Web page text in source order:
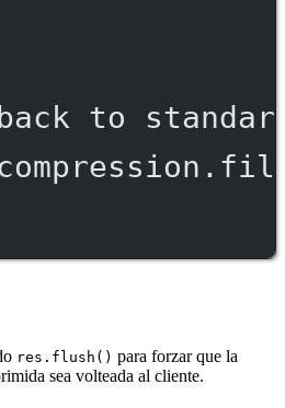
to
res.flush() para forzar que la
sea volteada al cliente.